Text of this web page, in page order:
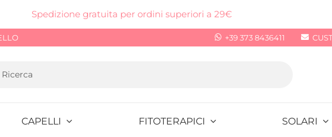
Spedizione gratuita per ordini superiori a 29€
+39 373 8436411
CAPELLI FITOTERAPICI SOLARI